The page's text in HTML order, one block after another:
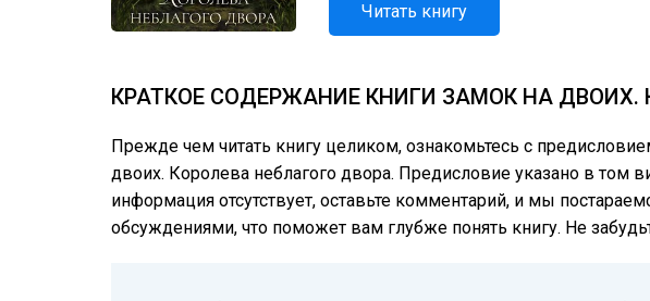
Читать книгу
КРАТКОЕ СОДЕРЖАНИЕ КНИГИ ЗАМОК НА
Прежде чем читать книгу целиком, ознакомьтесь с
двоих. Королева неблагого двора. Предисловие указано в том
информация отсутствует, оставьте комментарий, и мы
обсуждениями, что поможет вам глубже понять книгу. Не